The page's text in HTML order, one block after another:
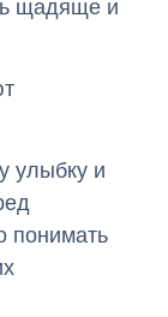
щадяще и
улыбку и
понимать